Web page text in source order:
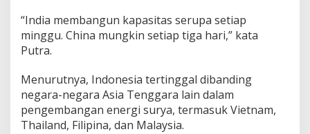
“India membangun kapasitas serupa setiap
minggu. China mungkin setiap tiga hari,” kata
Putra.
Menurutnya, Indonesia tertinggal dibanding
negara-negara Asia Tenggara lain dalam
pengembangan energi surya, termasuk Vietnam,
Thailand, Filipina, dan Malaysia.